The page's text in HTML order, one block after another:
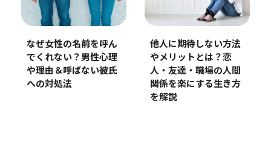
なぜ女性の名前を呼ん
でくれない？男性心理
や理由＆呼ばない彼氏
への対処法
他人に期待しない方法
やメリットとは？恋
人・友達・職場の人間
関係を楽にする生き方
を解説